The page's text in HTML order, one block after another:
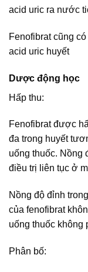
acid uric ra nước
Fenofibrat cũng
acid uric huyết
Dược động học
Hấp thu:
Fenofibrat được
đa trong huyết
uống thuốc. Nồng
điều trị liên tục ở
Nồng độ đỉnh
của fenofibrat
uống thuốc không
Phân bố: